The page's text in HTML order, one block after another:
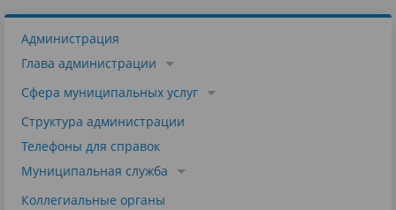
Администрация
Глава администрации
Сфера муниципальных услуг
Структура администрации
Телефоны для справок
Муниципальная служба
Коллегиальные органы